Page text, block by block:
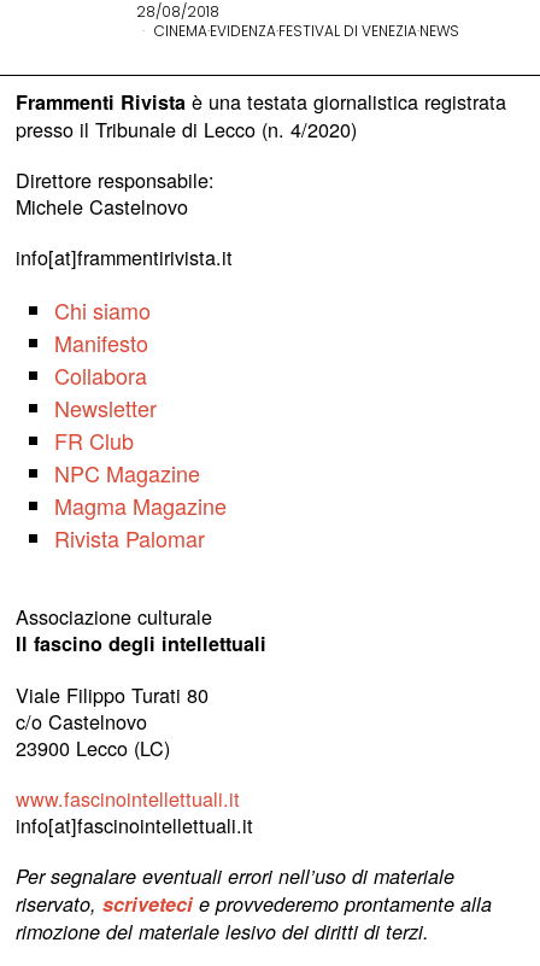
28/08/2018
CINEMA·EVIDENZA·FESTIVAL DI VENEZIA·NEWS
Frammenti Rivistaè una testata giornalistica registrata
presso il Tribunale di Lecco (n. 4/2020)
Direttore responsabile:
Michele Castelnovo
info[at]frammentirivista.it
Chi siamo
Manifesto
Collabora
Newsletter
FR Club
NPC Magazine
Magma Magazine
Rivista Palomar
Associazione culturale
Il fascino degli intellettuali
Viale Filippo Turati 80
c/o Castelnovo
23900 Lecco (LC)
www.fascinointellettuali.it
info[at]fascinointellettuali.it
Per segnalare eventuali errori nell’uso di materiale
riservato,scriveteci e provvederemo prontamente alla
rimozione del materiale lesivo dei diritti di terzi.